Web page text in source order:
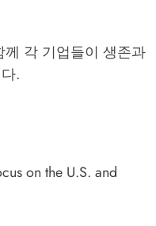
각 기업들이 생존과
.
on the U.S. and